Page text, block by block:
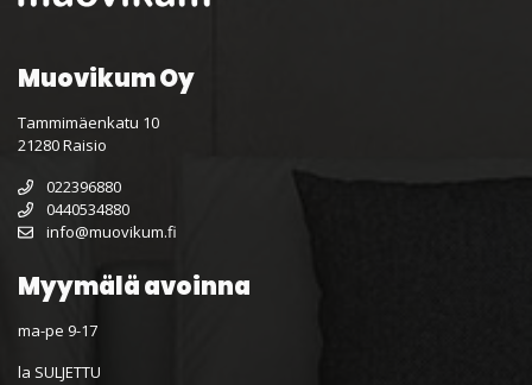
Muovikum Oy
Tammimäenkatu 10
21280 Raisio
022396880
0440534880
info@muovikum.fi
Myymälä avoinna
ma-pe 9-17
la SULJETTU